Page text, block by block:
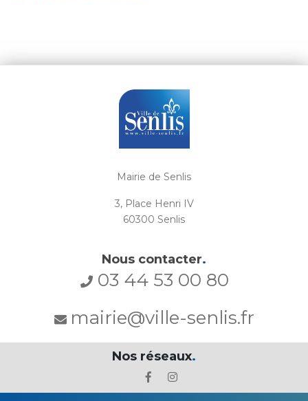
Mairie de Senlis
3, Place Henri IV
60300 Senlis
Nous contacter.
03 44 53 00 80
mairie@ville-senlis.fr
Nos réseaux.